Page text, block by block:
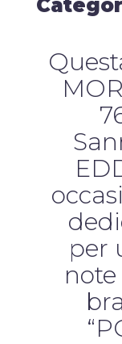
per